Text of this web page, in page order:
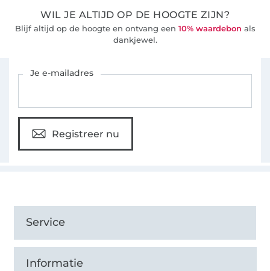
WIL JE ALTIJD OP DE HOOGTE ZIJN?
Blijf altijd op de hoogte en ontvang een 10% waardebon als
dankjewel.
Je e-mailadres
Registreer nu
Service
Informatie